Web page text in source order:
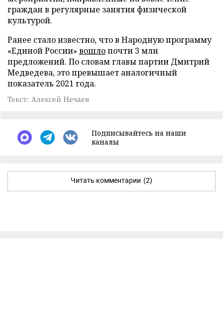
граждан в регулярные занятия физической
культурой.
Ранее стало известно, что в Народную программу
«Единой России» вошлопочти 3 млн
предложений. По словам главы партии Дмитрий
Медведева, это превышает аналогичный
показатель 2021 года.
Текст: Алексей Нечаев
Подписывайтесь на наши
каналы
Читать комментарии (2)